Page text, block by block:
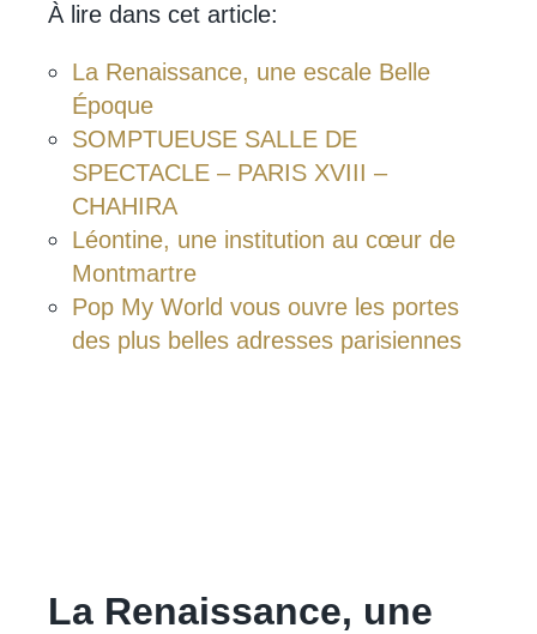
À lire dans cet article:
La Renaissance, une escale Belle
Époque
SOMPTUEUSE SALLE DE
SPECTACLE – PARIS XVIII –
CHAHIRA
Léontine, une institution au cœur de
Montmartre
Pop My World vous ouvre les portes
des plus belles adresses parisiennes
La Renaissance, une